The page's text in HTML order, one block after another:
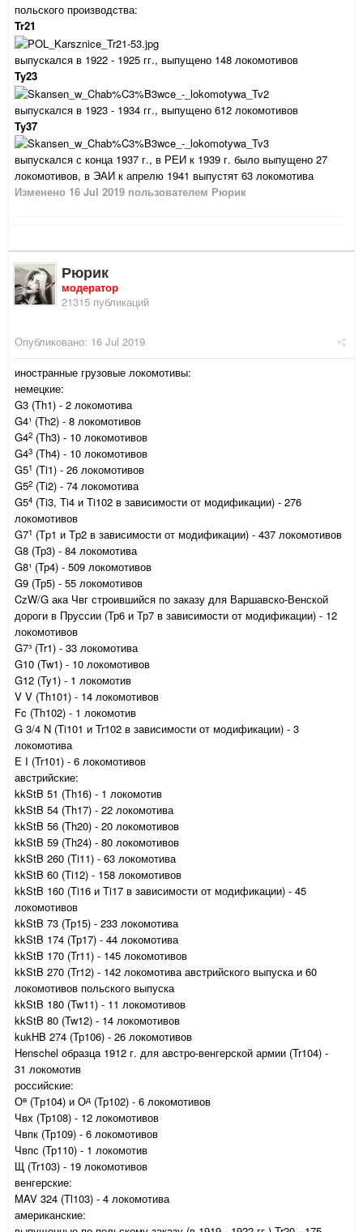
польского производства:
Tr21
выпускался в 1922 - 1925 гг., выпущено 148 локомотивов
Ty23
выпускался в 1923 - 1934 гг., выпущено 612 локомотивов
Ty37
выпускался с конца 1937 г., в РЕИ к 1939 г. было выпущено 27
локомотивов, в ЭАИ к апрелю 1941 выпустят 63 локомотива
Изменено 16 Jul 2019 пользователем Рюрик
Рюрик
модератор
21315 публикаций
Опубликовано: 16 Jul 2019
иностранные грузовые локомотивы:
немецкие:
G3 (Th1) - 2 локомотива
G4¹ (Th2) - 8 локомотивов
G42 (Th3) - 10 локомотивов
G43 (Th4) - 10 локомотивов
G51 (Ti1) - 26 локомотивов
G52 (Ti2) - 74 локомотива
G54 (Ti3, Ti4 и Ti102 в зависимости от модификации) - 276
локомотивов
G71 (Tp1 и Tp2 в зависимости от модификации) - 437 локомотивов
G8 (Тр3) - 84 локомотива
G8¹ (Тр4) - 509 локомотивов
G9 (Тр5) - 55 локомотивов
CzW/G ака Чвг строившийся по заказу для Варшавско-Венской
дороги в Пруссии (Тр6 и Тр7 в зависимости от модификации) - 12
локомотивов
G7³ (Tr1) - 33 локомотива
G10 (Tw1) - 10 локомотивов
G12 (Ty1) - 1 локомотив
V V (Th101) - 14 локомотивов
Fc (Th102) - 1 локомотив
G 3/4 N (Ti101 и Tr102 в зависимости от модификации) - 3
локомотива
E I (Tr101) - 6 локомотивов
австрийские:
kkStB 51 (Th16) - 1 локомотив
kkStB 54 (Th17) - 22 локомотива
kkStB 56 (Th20) - 20 локомотивов
kkStB 59 (Th24) - 80 локомотивов
kkStB 260 (Ti11) - 63 локомотива
kkStB 60 (Ti12) - 158 локомотивов
kkStB 160 (Ti16 и Ti17 в зависимости от модификации) - 45
локомотивов
kkStB 73 (Тр15) - 233 локомотива
kkStB 174 (Тр17) - 44 локомотива
kkStB 170 (Tr11) - 145 локомотивов
kkStB 270 (Tr12) - 142 локомотива австрийского выпуска и 60
локомотивов польского выпуска
kkStB 180 (Tw11) - 11 локомотивов
kkStB 80 (Tw12) - 14 локомотивов
kukHB 274 (Тр106) - 26 локомотивов
Henschel образца 1912 г. для австро-венгерской армии (Tr104) -
31 локомотив
российские:
Ов (Tр104) и Од (Тр102) - 6 локомотивов
Чвх (Тр108) - 12 локомотивов
Чвпк (Тр109) - 6 локомотивов
Чвпс (Тр110) - 1 локомотив
Щ (Tr103) - 19 локомотивов
венгерские:
MAV 324 (Tl103) - 4 локомотива
американские: